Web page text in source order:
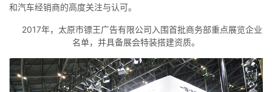
和汽车经销商的高度关注与认可。
2017年，太原市镖王广告有限公司入围首批商务部重点展览企业
名单，并具备展会特装搭建资质。